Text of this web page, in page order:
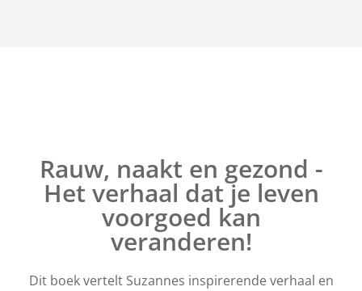
Rauw, naakt en gezond -
Het verhaal dat je leven
voorgoed kan
veranderen!
Dit boek vertelt Suzannes inspirerende verhaal en